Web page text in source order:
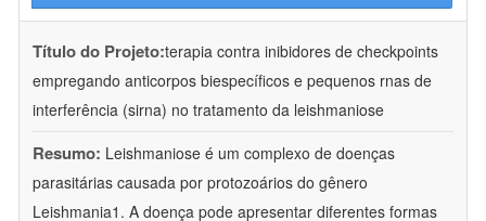
Título do Projeto:terapia contra inibidores de checkpoints
empregando anticorpos biespecíficos e pequenos rnas de
interferência (sirna) no tratamento da leishmaniose
Resumo: Leishmaniose é um complexo de doenças
parasitárias causada por protozoários do gênero
Leishmania1. A doença pode apresentar diferentes formas